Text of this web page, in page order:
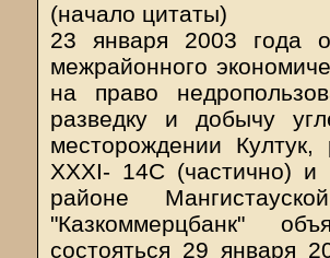
(начало цитаты)
23 января 2003 года
межрайонного
на право
разведку и добычу
месторождении
XXXI- 14C (частично) и
районе
"Казкоммерцбанк"
состояться 29 января